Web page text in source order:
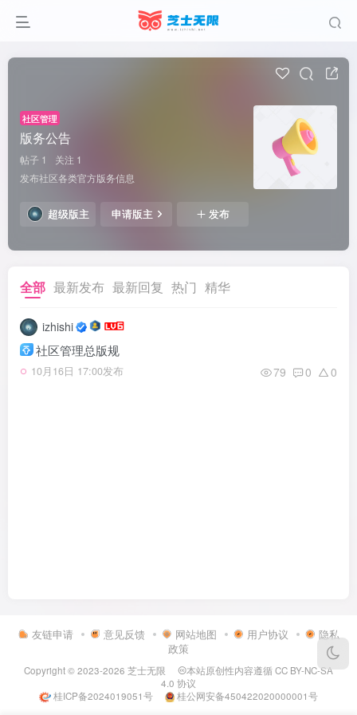
社区管理
版务公告
帖子 1
关注 1
发布社区各类官方版务信息
超级版主 申请版主 发布
全部 最新发布 最新回复 热门 精华
izhishi
社区管理总版规
10月16日 17:00发布 79 0 0
友链申请 意见反馈 网站地图 用户协议
隐私
政策
Copyright © 2023-2026 芝士无限 本站原创性内容遵循CC BY-NC-SA
4.0 协议
桂ICP备2024019051号
桂公网安备450422020000001号